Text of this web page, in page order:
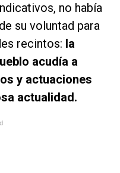
no había
su voluntad para
recintos: la
acudía a
y actuaciones
actualidad.